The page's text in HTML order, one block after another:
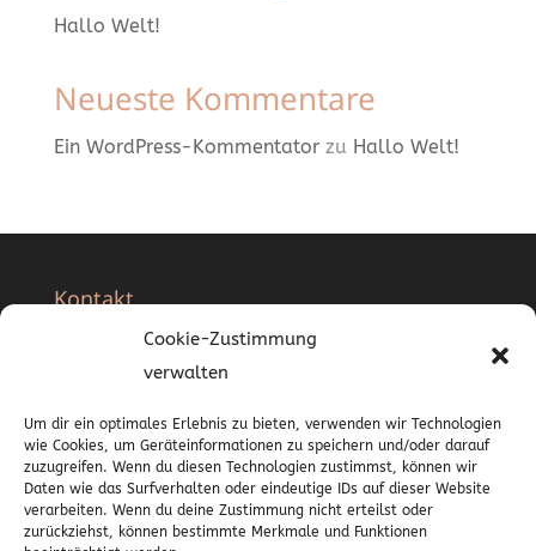
Cookie-Zustimmung
verwalten
Um dir ein optimales Erlebnis zu bieten, verwenden wir Technologien
wie Cookies, um Geräteinformationen zu speichern und/oder darauf
zuzugreifen. Wenn du diesen Technologien zustimmst, können wir
Daten wie das Surfverhalten oder eindeutige IDs auf dieser Website
verarbeiten. Wenn du deine Zustimmung nicht erteilst oder
zurückziehst, können bestimmte Merkmale und Funktionen
Hallo Welt!
Neueste Kommentare
Ein WordPress-Kommentatorzu Hallo Welt!
Kontakt
Aurum Beauty Wellness
40667 Meerbusch
0173 4328853
info@aurum-beauty-wellness.com